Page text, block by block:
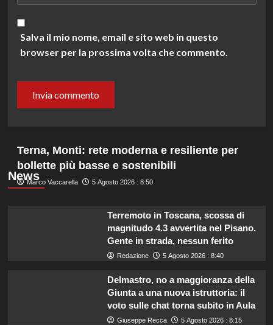
Salva il mio nome, email e sito web in questo
browser per la prossima volta che commento.
News
Terna, Monti: rete moderna e resiliente per
bollette più basse e sostenibili
Marco Vaccarella 5 Agosto 2026 : 8:50
Terremoto in Toscana, scossa di
magnitudo 4.3 avvertita nel Pisano.
Gente in strada, nessun ferito
Redazione 5 Agosto 2026 : 8:40
Delmastro, no a maggioranza della
Giunta a una nuova istruttoria: il
voto sulle chat torna subito in Aula
Giuseppe Recca 5 Agosto 2026 : 8:15